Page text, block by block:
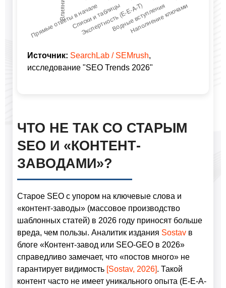
Источник: SearchLab / SEMrush,
исследование "SEO Trends 2026"
ЧТО НЕ ТАК СО СТАРЫМ
SEO И «КОНТЕНТ-
ЗАВОДАМИ»?
Старое SEO с упором на ключевые слова и
«контент-заводы» (массовое производство
шаблонных статей) в 2026 году приносят больше
вреда, чем пользы. Аналитик издания Sostav в
блоге «Контент-завод или SEO-GEO в 2026»
справедливо замечает, что «постов много» не
гарантирует видимость [Sostav, 2026]. Такой
контент часто не имеет уникального опыта (E-E-A-